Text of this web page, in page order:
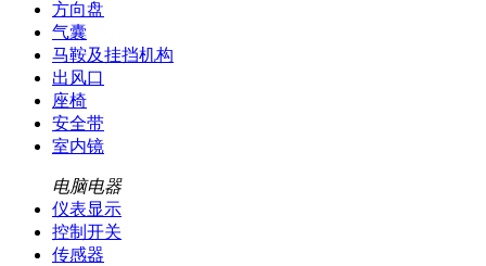
方向盘
气囊
马鞍及挂挡机构
出风口
座椅
安全带
室内镜
电脑电器
仪表显示
控制开关
传感器